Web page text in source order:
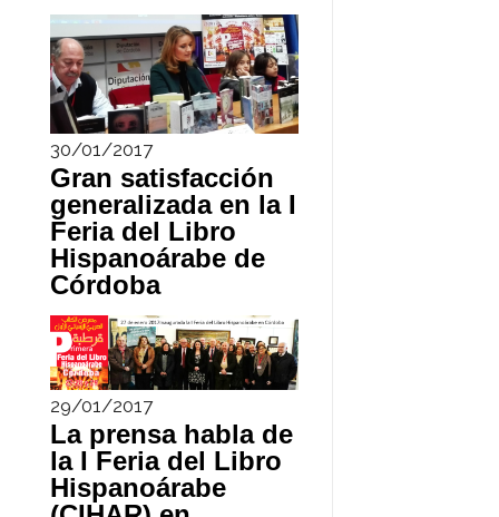
30/01/2017
Gran satisfacción
generalizada en la I
Feria del Libro
Hispanoárabe de
Córdoba
29/01/2017
La prensa habla de
la I Feria del Libro
Hispanoárabe